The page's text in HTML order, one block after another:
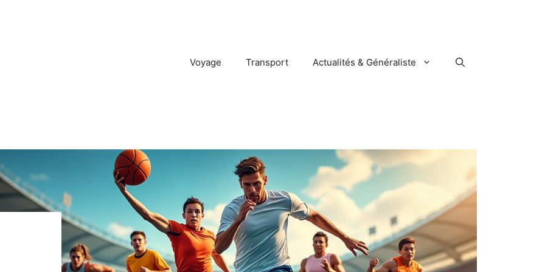
Voyage Transport Actualités & Généraliste